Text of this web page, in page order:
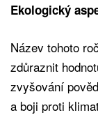
Ekologický
Název tohoto
zdůraznit
zvyšování
a boji proti